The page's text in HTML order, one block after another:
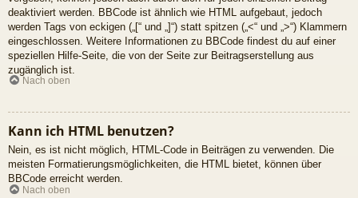
deaktiviert werden. BBCode ist ähnlich wie HTML aufgebaut, jedoch
werden Tags von eckigen („[“ und „]“) statt spitzen („<“ und „>“) Klammern
eingeschlossen. Weitere Informationen zu BBCode findest du auf einer
speziellen Hilfe-Seite, die von der Seite zur Beitragserstellung aus
zugänglich ist.
Nach oben
Kann ich HTML benutzen?
Nein, es ist nicht möglich, HTML-Code in Beiträgen zu verwenden. Die
meisten Formatierungsmöglichkeiten, die HTML bietet, können über
BBCode erreicht werden.
Nach oben